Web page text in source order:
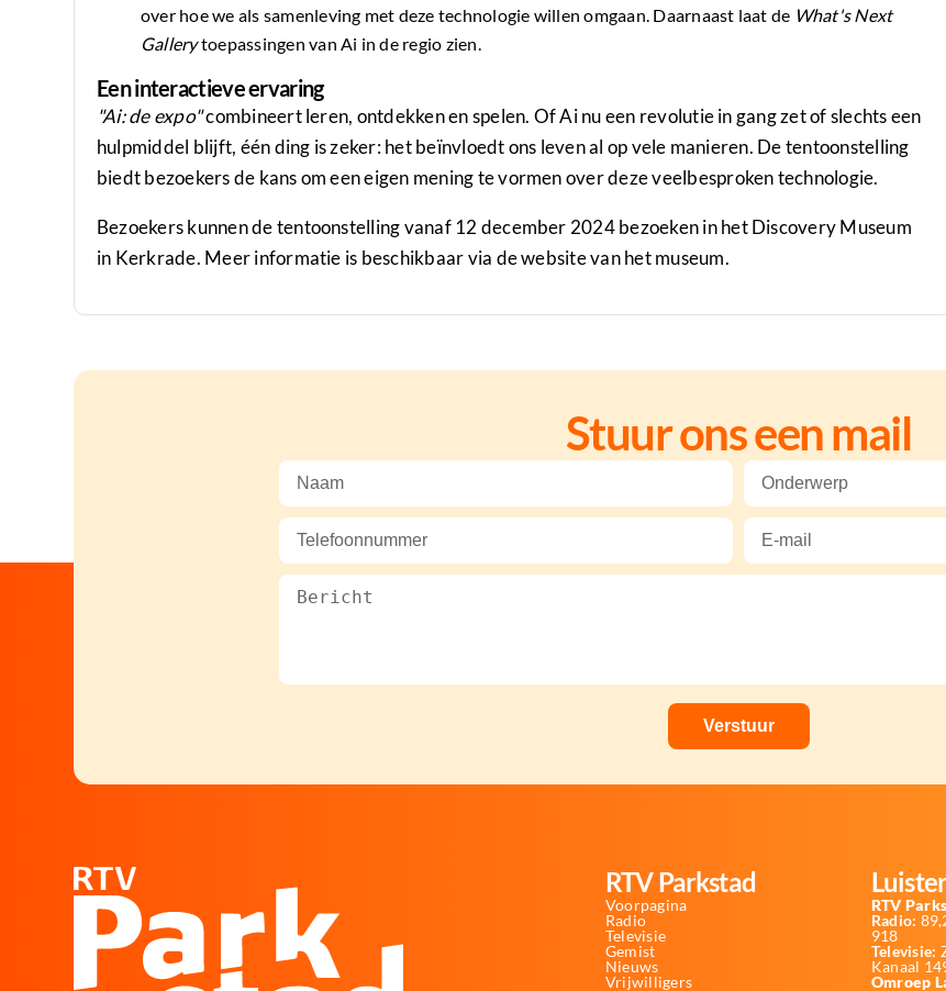
over hoe we als samenleving met deze technologie willen omgaan. Daarnaast laat de What's Next
Gallerytoepassingen van Ai in de regio zien.
Een interactieve ervaring
"Ai: de expo"combineert leren, ontdekken en spelen. Of Ai nu een revolutie in gang zet of slechts een
hulpmiddel blijft, één ding is zeker: het beïnvloedt ons leven al op vele manieren. De tentoonstelling
biedt bezoekers de kans om een eigen mening te vormen over deze veelbesproken technologie.
Bezoekers kunnen de tentoonstelling vanaf 12 december 2024 bezoeken in het Discovery Museum
in Kerkrade. Meer informatie is beschikbaar via de website van het museum.
Stuur ons een mail
RTV Parkstad
Voorpagina
Radio
Televisie
Gemist
Nieuws
Vrijwilligers
RTV
Radio:
918
Televisie:
Kanaal
Omroep